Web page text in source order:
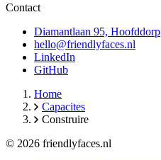
Contact
Diamantlaan 95, Hoofddorp
hello@friendlyfaces.nl
LinkedIn
GitHub
Home
Capacites
Construire
© 2026 friendlyfaces.nl